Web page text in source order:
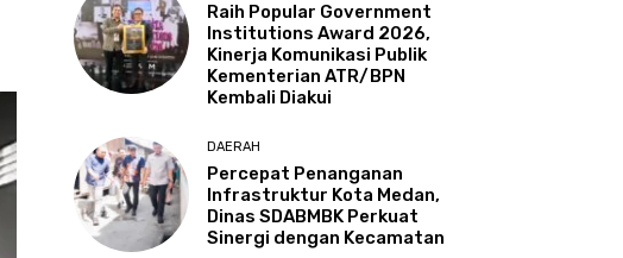
Raih Popular Government
Institutions Award 2026,
Kinerja Komunikasi Publik
Kementerian ATR/BPN
Kembali Diakui
DAERAH
Percepat Penanganan
Infrastruktur Kota Medan,
Dinas SDABMBK Perkuat
Sinergi dengan Kecamatan